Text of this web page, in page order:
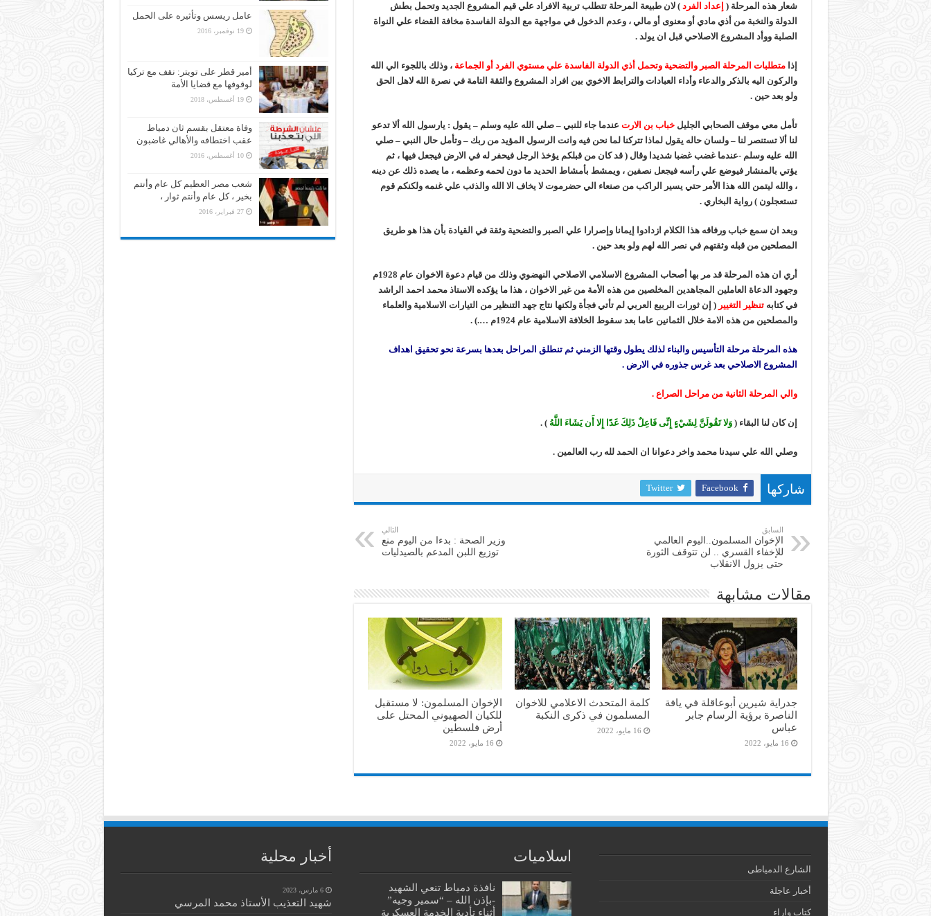
شعار هذه المرحلة ( إعداد الفرد ) لان طبيعة المرحلة تتطلب تربية الافراد علي قيم المشروع الجديد وتحمل بطش
الدولة والنخبة من أذي مادي أو معنوى أو مالي ، وعدم الدخول في مواجهة مع الدولة الفاسدة مخافة القضاء علي النواة
الصلبة ووأد المشروع الاصلاحي قبل ان يولد .
إذامتطلبات المرحلة الصبر والتضحية وتحمل أذي الدولة الفاسدة علي مستوي الفرد أو الجماعة ، وذلك باللجوء الي الله
والركون اليه بالذكر والدعاء وأداء العبادات والترابط الاخوي بين افراد المشروع والثقة التامة في نصرة الله لاهل الحق
ولو بعد حين .
تأمل معي موقف الصحابي الجليلخباب بن الارت عندما جاء للنبي – صلي الله عليه وسلم – يقول : يارسول الله ألا تدعو
لنا ألا تستنصر لنا – ولسان حاله يقول لماذا تتركنا لما نحن فيه وانت الرسول المؤيد من ربك – وتأمل حال النبي – صلي
الله عليه وسلم -عندما غضب غضبا شديدا وقال ( قد كان من قبلكم يؤخذ الرجل فيحفر له في الارض فيجعل فيها ، ثم
يؤتي بالمنشار فيوضع علي رأسه فيجعل نصفين ، ويمشط بأمشاط الحديد ما دون لحمه وعظمه ، ما يصده ذلك عن دينه
، والله ليتمن الله هذا الأمر حتي يسير الراكب من صنعاء الي حضرموت لا يخاف الا الله والذئب علي غنمه ولكنكم قوم
تستعجلون ) رواية البخاري .
وبعد ان سمع خباب ورفاقه هذا الكلام ازدادوا إيمانا وإصرارا علي الصبر والتضحية وثقة في القيادة بأن هذا هو طريق
المصلحين من قبله وثقتهم في نصر الله لهم ولو بعد حين .
أري ان هذه المرحلة قد مر بها أصحاب المشروع الاسلامي الاصلاحي النهضوي وذلك من قيام دعوة الاخوان عام 1928م
وجهود الدعاة العاملين المجاهدين المخلصين من هذه الأمة من غير الاخوان ، هذا ما يؤكده الاستاذ محمد احمد الراشد
في كتابه تنظير التغيير ( إن ثورات الربيع العربي لم تأتي فجأة ولكنها نتاج جهد التنظير من التيارات الاسلامية والعلماء
والمصلحين من هذه الامة خلال الثمانين عاما بعد سقوط الخلافة الاسلامية عام 1924م ….) .
هذه المرحلة مرحلة التأسيس والبناء لذلك يطول وقتها الزمني ثم تنطلق المراحل بعدها بسرعة نحو تحقيق اهداف
المشروع الاصلاحي بعد غرس جذوره في الارض .
والي المرحلة الثانية من مراحل الصراع .
إن كان لنا البقاء (وَلا تَقُولَنَّ لِشَيْءٍ إِنِّى فَاعِلٌ ذَلِكَ غَدًا إِلا أَن يَشَاءَ اللَّهُ ) .
وصلي الله علي سيدنا محمد واخر دعوانا ان الحمد لله رب العالمين .
شاركها Facebook
Twitter
السابق
الإخوان المسلمون..اليوم العالمي
للإخفاء القسري .. لن تتوقف الثورة
حتى يزول الانقلاب
التالي
وزير الصحة : بدءا من اليوم منع
توزيع اللبن المدعم بالصيدليات
مقالات مشابهة
جدراية شيرين أبوعاقلة في يافة
الناصرة برؤية الرسام جابر
عباس
16 مايو، 2022
كلمة المتحدث الاعلامي للاخوان
المسلمون في ذكرى النكبة
16 مايو، 2022
الإخوان المسلمون: لا مستقبل
للكيان الصهيوني المحتل على
أرض فلسطين
16 مايو، 2022
عامل ريسس وتأثيره على الحمل
19 نوفمبر، 2016
أمير قطر على تويتر: نقف مع تركيا
لوقوفها مع قضايا الأمة
19 أغسطس، 2018
وفاة معتقل بقسم ثان دمياط
عقب اختطافه والأهالي غاضبون
10 أغسطس، 2016
شعب مصر العظيم كل عام وأنتم
بخير ، كل عام وأنتم ثوار ،
27 فبراير، 2016
الشارع الدمياطى
أخبار عاجلة
كتاب واراء
اسلاميات
نافذة دمياط تنعي الشهيد
-بإذن الله – “سمير وجيه”
أثناء تأدية الخدمة العسكرية
أخبار محلية
6 مارس، 2023
شهيد التعذيب الأستاذ محمد المرسي